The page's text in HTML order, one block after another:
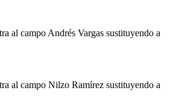
al campo Andrés Vargas sustituyendo a
al campo Nilzo Ramírez sustituyendo a